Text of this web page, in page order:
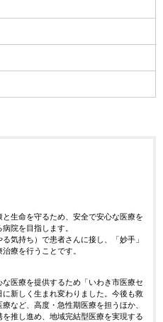
と生命を守るため、安全で安心な医療を
院を目指します。
気持ち）で患者さんに接し、「妙手」
療を行うことです。
医療を提供するため「いわき市医療セ
新しく生まれ変わりました。今後も救
など、高度・急性期医療を担うほか、
推し進め、地域完結型医療を実現する